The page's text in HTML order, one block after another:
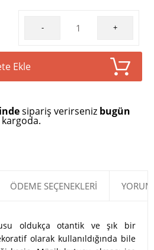
- +
Ekle
sipariş verirseniz bugün
kargoda.
ÖDEME SEÇENEKLERI
oldukça otantik ve şık bir
olarak kullanıldığında bile